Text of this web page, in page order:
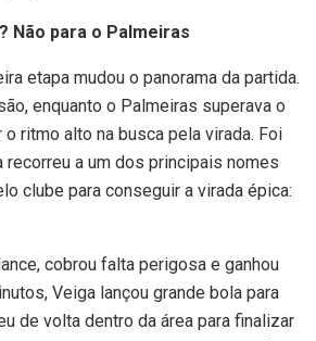
Não para o Palmeiras
etapa mudou o panorama da partida.
enquanto o Palmeiras superava o
o ritmo alto na busca pela virada. Foi
recorreu a um dos principais nomes
clube para conseguir a virada épica:
cobrou falta perigosa e ganhou
Veiga lançou grande bola para
de volta dentro da área para finalizar